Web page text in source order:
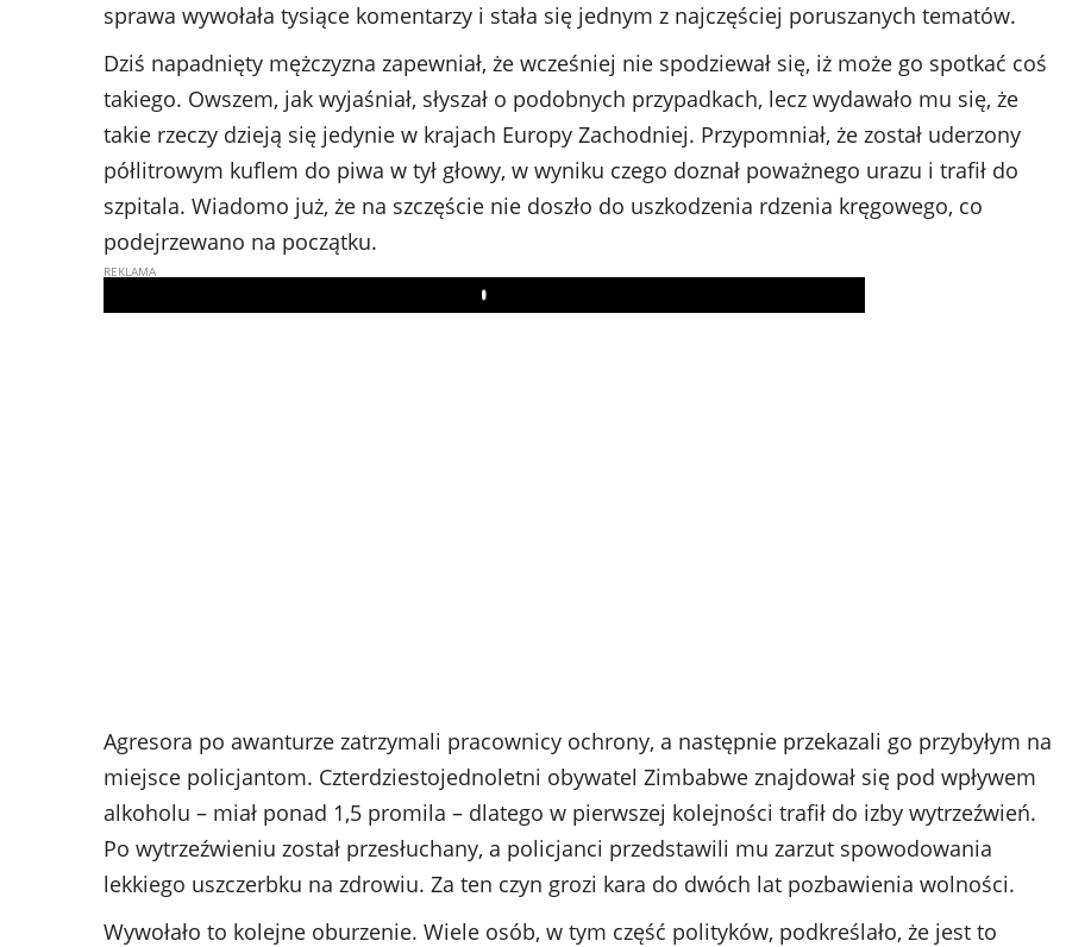
sprawa wywołała tysiące komentarzy i stała się jednym z najczęściej poruszanych tematów.
Dziś napadnięty mężczyzna zapewniał, że wcześniej nie spodziewał się, iż może go spotkać coś
takiego. Owszem, jak wyjaśniał, słyszał o podobnych przypadkach, lecz wydawało mu się, że
takie rzeczy dzieją się jedynie w krajach Europy Zachodniej. Przypomniał, że został uderzony
półlitrowym kuflem do piwa w tył głowy, w wyniku czego doznał poważnego urazu i trafił do
szpitala. Wiadomo już, że na szczęście nie doszło do uszkodzenia rdzenia kręgowego, co
podejrzewano na początku.
Play
Agresora po awanturze zatrzymali pracownicy ochrony, a następnie przekazali go przybyłym na
miejsce policjantom. Czterdziestojednoletni obywatel Zimbabwe znajdował się pod wpływem
alkoholu – miał ponad 1,5 promila – dlatego w pierwszej kolejności trafił do izby wytrzeźwień.
Po wytrzeźwieniu został przesłuchany, a policjanci przedstawili mu zarzut spowodowania
lekkiego uszczerbku na zdrowiu. Za ten czyn grozi kara do dwóch lat pozbawienia wolności.
Wywołało to kolejne oburzenie. Wiele osób, w tym część polityków, podkreślało, że jest to